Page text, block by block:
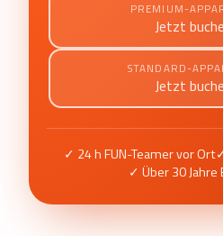
PREMIUM-
Jetzt
STANDARD-
Jetzt
✓ 24 h FUN-Teamer vor Ort
✓ Über 30 Jahre